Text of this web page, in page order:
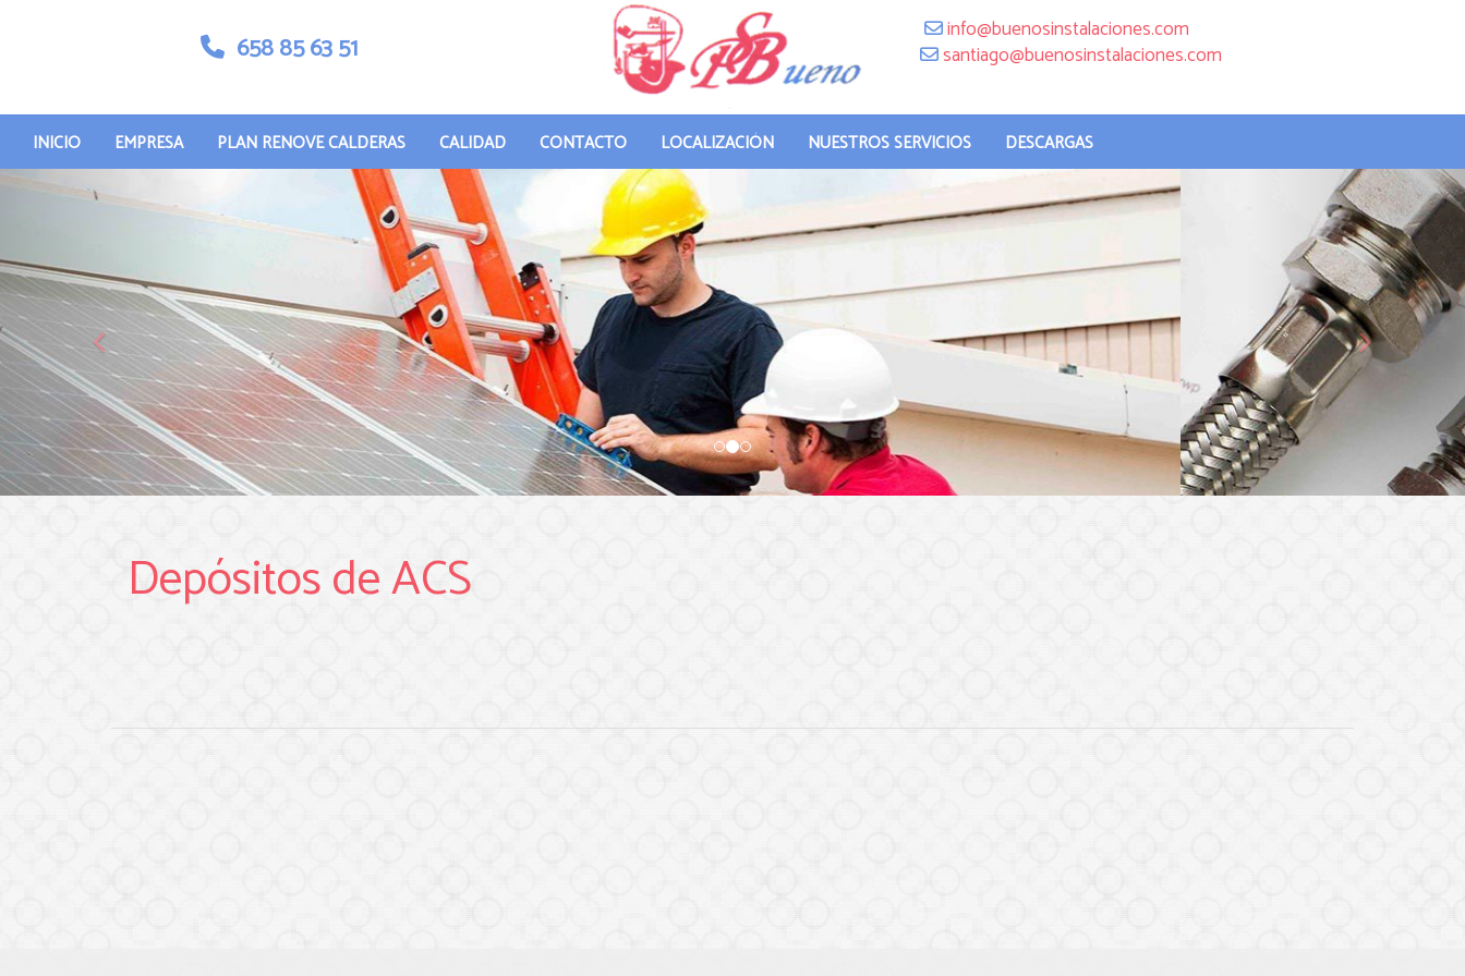
658 85 63 51 info buenosinstalaciones.com
santiago buenosinstalaciones.com
INICIO EMPRESA PLAN RENOVE CALDERAS CALIDAD CONTACTO LOCALIZACIÓN NUESTROS SERVICIOS DESCARGAS
next
Depósitos de ACS